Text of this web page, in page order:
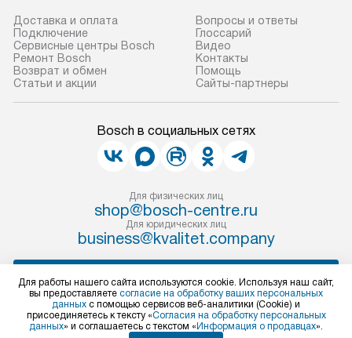
Доставка и оплата
Подключение
Сервисные центры Bosch
Ремонт Bosch
Возврат и обмен
Статьи и акции
Вопросы и ответы
Глоссарий
Видео
Контакты
Помощь
Сайты-партнеры
Bosch в социальных сетях
Для физических лиц
shop@bosch-centre.ru
Для юридических лиц
business@kvalitet.company
Политика конфиденциальности
Условия продажи
Для работы нашего сайта используются cookie. Используя наш сайт,
вы предоставляете согласие на обработку ваших персональных
данных с помощью сервисов веб-аналитики (Cookie) и
присоединяетесь к тексту «Согласия на обработку персональных
данных» и соглашаетесь с текстом « Информация о продавцах».